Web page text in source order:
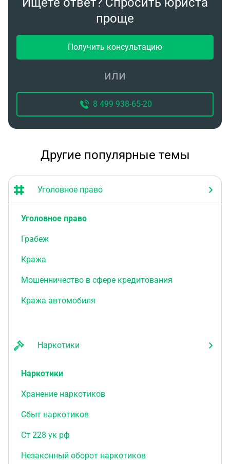
проще
Получить консультацию
или
8 499 938-65-20
Другие популярные темы
Уголовное право
Уголовное право
Грабеж
Кража
Мошенничество в сфере кредитования
Кража автомобиля
Наркотики
Наркотики
Хранение наркотиков
Сбыт наркотиков
Ст 228 ук рф
Незаконный оборот наркотиков